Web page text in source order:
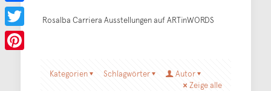
Rosalba Carriera Ausstellungen auf ARTinWORDS
Kategorien Schlagwörter
Autor
Zeige alle
Facebook
Twitter